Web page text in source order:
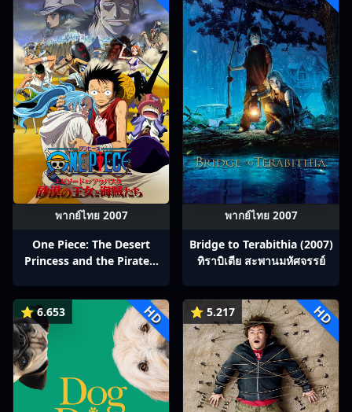
พากย์ไทย 2007
One Piece: The Desert
Princess and the Pirates:
เจ้าหญิงแห่งทะเลทรายและ
โจรสลัด
พากย์ไทย 2007
Bridge to Terabithia (2007)
ทิราบิเตีย สะพานมหัศจรรย์
⭐ 6.653 HD ⭐ 5.217 HD